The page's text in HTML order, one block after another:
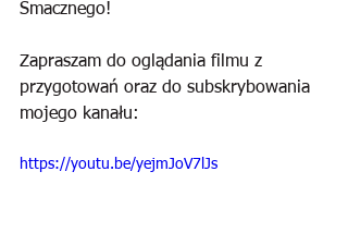
Smacznego!
Zapraszam do oglądania filmu z
przygotowań oraz do subskrybowania
mojego kanału:
https://youtu.be/yejmJoV7lJs